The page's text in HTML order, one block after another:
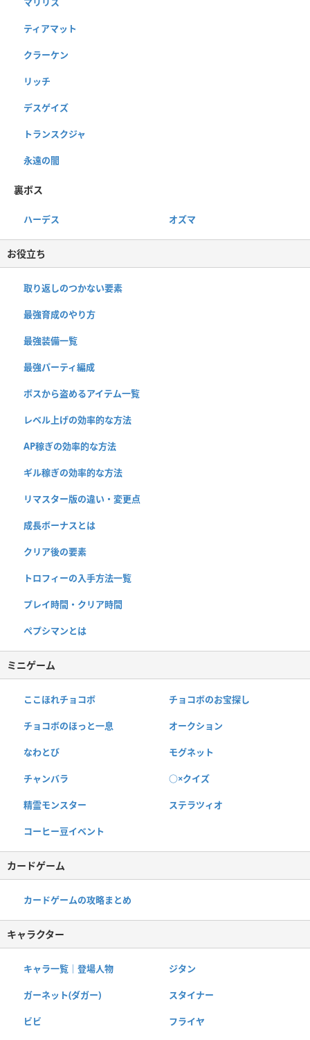
ティアマット
クラーケン
リッチ
デスゲイズ
トランスクジャ
永遠の闇
裏ボス
ハーデス オズマ
お役立ち
取り返しのつかない要素
最強育成のやり方
最強装備一覧
最強パーティ編成
ボスから盗めるアイテム一覧
レベル上げの効率的な方法
AP稼ぎの効率的な方法
ギル稼ぎの効率的な方法
リマスター版の違い・変更点
成長ボーナスとは
クリア後の要素
トロフィーの入手方法一覧
プレイ時間・クリア時間
ペプシマンとは
ミニゲーム
ここほれチョコボ チョコボのお宝探し
チョコボのほっと一息 オークション
なわとび モグネット
チャンバラ ○×クイズ
精霊モンスター ステラツィオ
コーヒー豆イベント
カードゲーム
カードゲームの攻略まとめ
キャラクター
キャラ一覧｜登場人物 ジタン
ガーネット(ダガー) スタイナー
ビビ フライヤ